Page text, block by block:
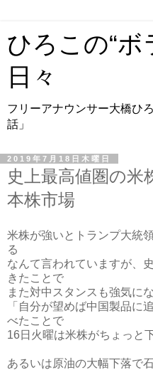
ひろこの“ボ
日々
フリーアナウンサー大橋ひ
話」
2019年7月18日木曜日
史上最高値圏の米
本株市場
米株が強いとトランプ大統
る
なんて言われていますが、
きたことで
また対中スタンスも強気に
「自分が望めば中国製品に
べたことで
16日火曜は米株がちょっと
あるいは原油の大幅下落で